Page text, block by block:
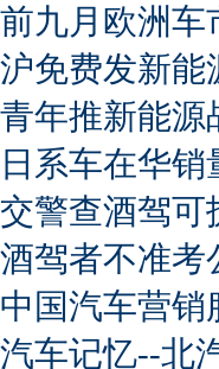
前九月欧洲车
沪免费发新能
青年推新能源
日系车在华销
交警查酒驾可
酒驾者不准考
中国汽车营销
汽车记忆--北